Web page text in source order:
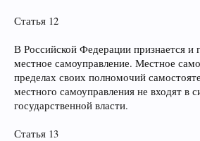
Статья 12
В Российской Федерации признается и
местное самоуправление. Местное
пределах своих полномочий
местного самоуправления не входят в
государственной власти.
Статья 13